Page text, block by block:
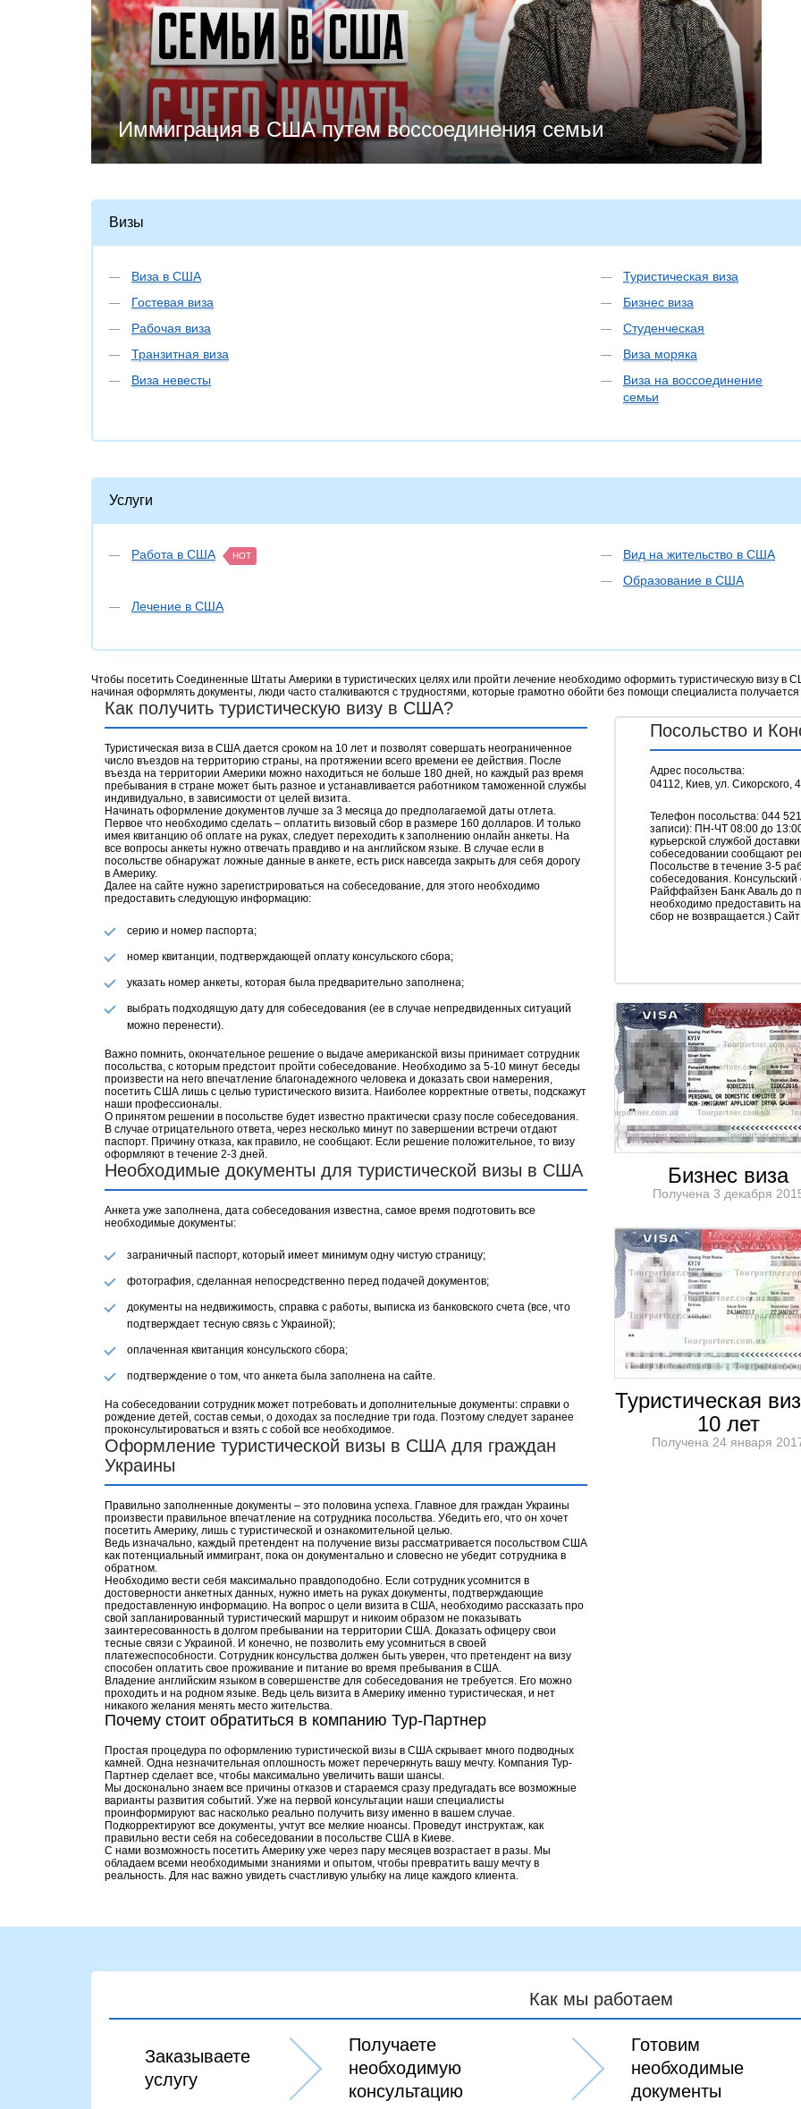
Иммиграция в США путем воссоединения семьи
Визы
Виза в США
Туристическая виза
Гостевая виза
Бизнес виза
Рабочая виза
Студенческая
Транзитная виза
Виза моряка
Виза невесты
Виза на воссоединение
семьи
Услуги
Работа в США HOT
Вид на жительство в США
Образование в США
Лечение в США
Чтобы посетить Соединенные Штаты Америки в туристических целях или пройти лечение необходимо оформить туристическую визу в
начиная оформлять документы, люди часто сталкиваются с трудностями, которые грамотно обойти без помощи специалиста получается
Как получить туристическую визу в США?
Туристическая виза в США дается сроком на 10 лет и позволят совершать неограниченное
число въездов на территорию страны, на протяжении всего времени ее действия. После
въезда на территории Америки можно находиться не больше 180 дней, но каждый раз время
пребывания в стране может быть разное и устанавливается работником таможенной службы
индивидуально, в зависимости от целей визита.
Начинать оформление документов лучше за 3 месяца до предполагаемой даты отлета.
Первое что необходимо сделать – оплатить визовый сбор в размере 160 долларов. И только
имея квитанцию об оплате на руках, следует переходить к заполнению онлайн анкеты. На
все вопросы анкеты нужно отвечать правдиво и на английском языке. В случае если в
посольстве обнаружат ложные данные в анкете, есть риск навсегда закрыть для себя дорогу
в Америку.
Далее на сайте нужно зарегистрироваться на собеседование, для этого необходимо
предоставить следующую информацию:
серию и номер паспорта;
номер квитанции, подтверждающей оплату консульского сбора;
указать номер анкеты, которая была предварительно заполнена;
выбрать подходящую дату для собеседования (ее в случае непредвиденных ситуаций
можно перенести).
Важно помнить, окончательное решение о выдаче американской визы принимает сотрудник
посольства, с которым предстоит пройти собеседование. Необходимо за 5-10 минут беседы
произвести на него впечатление благонадежного человека и доказать свои намерения,
посетить США лишь с целью туристического визита. Наиболее корректные ответы, подскажут
наши профессионалы.
О принятом решении в посольстве будет известно практически сразу после собеседования.
В случае отрицательного ответа, через несколько минут по завершении встречи отдают
паспорт. Причину отказа, как правило, не сообщают. Если решение положительное, то визу
оформляют в течение 2-3 дней.
Необходимые документы для туристической визы в США
Анкета уже заполнена, дата собеседования известна, самое время подготовить все
необходимые документы:
заграничный паспорт, который имеет минимум одну чистую страницу;
фотография, сделанная непосредственно перед подачей документов;
документы на недвижимость, справка с работы, выписка из банковского счета (все, что
подтверждает тесную связь с Украиной);
оплаченная квитанция консульского сбора;
подтверждение о том, что анкета была заполнена на сайте.
На собеседовании сотрудник может потребовать и дополнительные документы: справки о
рождение детей, состав семьи, о доходах за последние три года. Поэтому следует заранее
проконсультироваться и взять с собой все необходимое.
Оформление туристической визы в США для граждан
Украины
Правильно заполненные документы – это половина успеха. Главное для граждан Украины
произвести правильное впечатление на сотрудника посольства. Убедить его, что он хочет
посетить Америку, лишь с туристической и ознакомительной целью.
Ведь изначально, каждый претендент на получение визы рассматривается посольством США
как потенциальный иммигрант, пока он документально и словесно не убедит сотрудника в
обратном.
Необходимо вести себя максимально правдоподобно. Если сотрудник усомнится в
достоверности анкетных данных, нужно иметь на руках документы, подтверждающие
предоставленную информацию. На вопрос о цели визита в США, необходимо рассказать про
свой запланированный туристический маршрут и никоим образом не показывать
заинтересованность в долгом пребывании на территории США. Доказать офицеру свои
тесные связи с Украиной. И конечно, не позволить ему усомниться в своей
платежеспособности. Сотрудник консульства должен быть уверен, что претендент на визу
способен оплатить свое проживание и питание во время пребывания в США.
Владение английским языком в совершенстве для собеседования не требуется. Его можно
проходить и на родном языке. Ведь цель визита в Америку именно туристическая, и нет
никакого желания менять место жительства.
Почему стоит обратиться в компанию Тур-Партнер
Простая процедура по оформлению туристической визы в США скрывает много подводных
камней. Одна незначительная оплошность может перечеркнуть вашу мечту. Компания Тур-
Партнер сделает все, чтобы максимально увеличить ваши шансы.
Мы досконально знаем все причины отказов и стараемся сразу предугадать все возможные
варианты развития событий. Уже на первой консультации наши специалисты
проинформируют вас насколько реально получить визу именно в вашем случае.
Подкорректируют все документы, учтут все мелкие нюансы. Проведут инструктаж, как
правильно вести себя на собеседовании в посольстве США в Киеве.
С нами возможность посетить Америку уже через пару месяцев возрастает в разы. Мы
обладаем всеми необходимыми знаниями и опытом, чтобы превратить вашу мечту в
реальность. Для нас важно увидеть счастливую улыбку на лице каждого клиента.
Посольство и
Адрес посольства:
04112, Киев, ул. Сикорского, 4
Телефон посольства: 044
записи): ПН-ЧТ 08:00 до
курьерской службой
собеседовании сообщают
Посольстве в течение 3-5
собеседования.
Райффайзен Банк Аваль до
необходимо предоставить
сбор не возвращается.) Сайт
Бизнес виза
Получена 3 декабря
Туристическая
10 лет
Получена 24 января
Как мы работаем
Заказываете
услугу
Получаете
необходимую
консультацию
Готовим
необходимые
документы